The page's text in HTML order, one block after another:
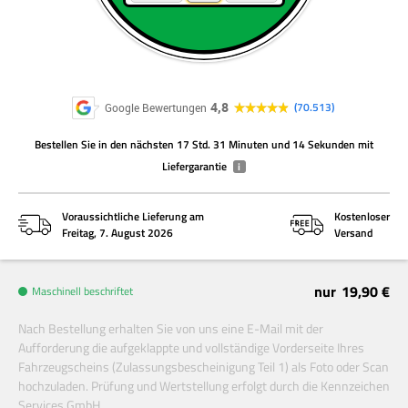
Google Bewertungen 4,8 70.513
Bestellen Siein den nächsten 17 Std. 31 Minuten und 14 Sekunden mit
Liefergarantie
i
Voraussichtliche Lieferung am
Freitag, 7. August 2026
Kostenloser
Versand
Maschinell beschriftet nur 19,90 €
Nach Bestellung erhalten Sie von uns eine E-Mail mit der
Aufforderung die aufgeklappte und vollständige Vorderseite Ihres
Fahrzeugscheins (Zulassungsbescheinigung Teil 1) als Foto oder Scan
hochzuladen. Prüfung und Wertstellung erfolgt durch die Kennzeichen